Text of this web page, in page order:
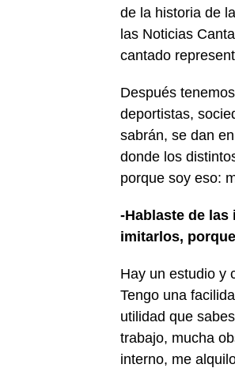
de la historia de
las Noticias
cantado
Después
deportistas,
sabrán, se dan
donde los
porque soy eso:
-Hablaste de
imitarlos,
Hay un estudio y
Tengo una
utilidad que
trabajo, mucha
interno, me